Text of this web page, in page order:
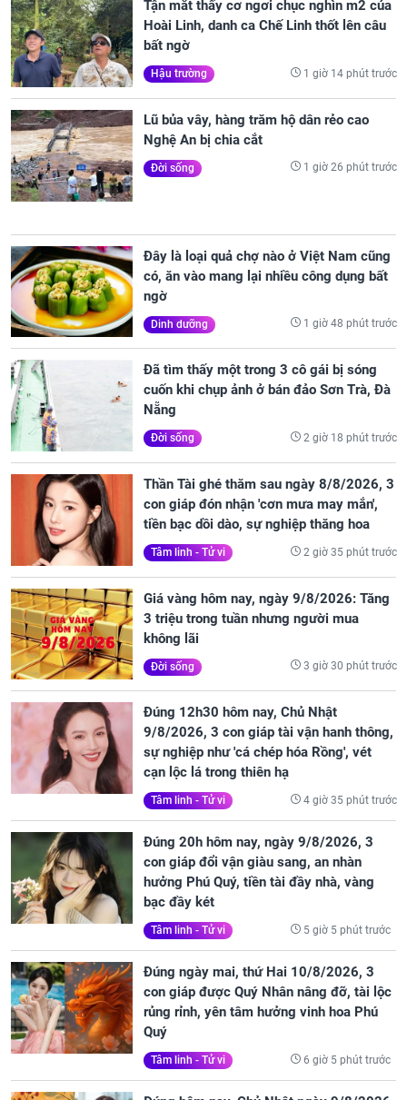
Tận mắt thấy cơ ngơi chục nghìn m2 của
Hoài Linh, danh ca Chế Linh thốt lên câu
bất ngờ
Hậu trường 1 giờ 14 phút trước
Lũ bủa vây, hàng trăm hộ dân rẻo cao
Nghệ An bị chia cắt
Đời sống 1 giờ 26 phút trước
Đây là loại quả chợ nào ở Việt Nam cũng
có, ăn vào mang lại nhiều công dụng bất
ngờ
Dinh dưỡng 1 giờ 48 phút trước
Đã tìm thấy một trong 3 cô gái bị sóng
cuốn khi chụp ảnh ở bán đảo Sơn Trà, Đà
Nẵng
Đời sống 2 giờ 18 phút trước
Thần Tài ghé thăm sau ngày 8/8/2026, 3
con giáp đón nhận 'cơn mưa may mắn',
tiền bạc dồi dào, sự nghiệp thăng hoa
Tâm linh - Tử vi 2 giờ 35 phút trước
Giá vàng hôm nay, ngày 9/8/2026: Tăng
3 triệu trong tuần nhưng người mua
không lãi
Đời sống 3 giờ 30 phút trước
Đúng 12h30 hôm nay, Chủ Nhật
9/8/2026, 3 con giáp tài vận hanh thông,
sự nghiệp như 'cá chép hóa Rồng', vét
cạn lộc lá trong thiên hạ
Tâm linh - Tử vi 4 giờ 35 phút trước
Đúng 20h hôm nay, ngày 9/8/2026, 3
con giáp đổi vận giàu sang, an nhàn
hưởng Phú Quý, tiền tài đầy nhà, vàng
bạc đầy két
Tâm linh - Tử vi 5 giờ 5 phút trước
Đúng ngày mai, thứ Hai 10/8/2026, 3
con giáp được Quý Nhân nâng đỡ, tài lộc
rủng rỉnh, yên tâm hưởng vinh hoa Phú
Quý
Tâm linh - Tử vi 6 giờ 5 phút trước